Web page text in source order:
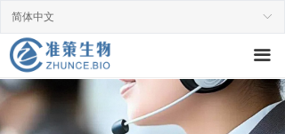
끀
ꀅ
简体中文